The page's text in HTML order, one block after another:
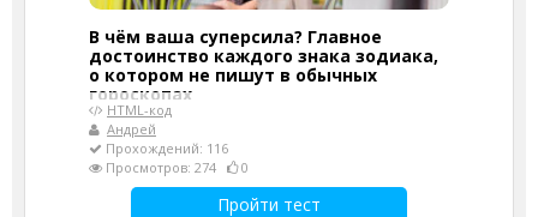
В чём ваша суперсила? Главное
достоинство каждого знака зодиака,
о котором не пишут в обычных
гороскопах
HTML-код
Андрей
Прохождений: 116
Просмотров: 274
0
Пройти тест